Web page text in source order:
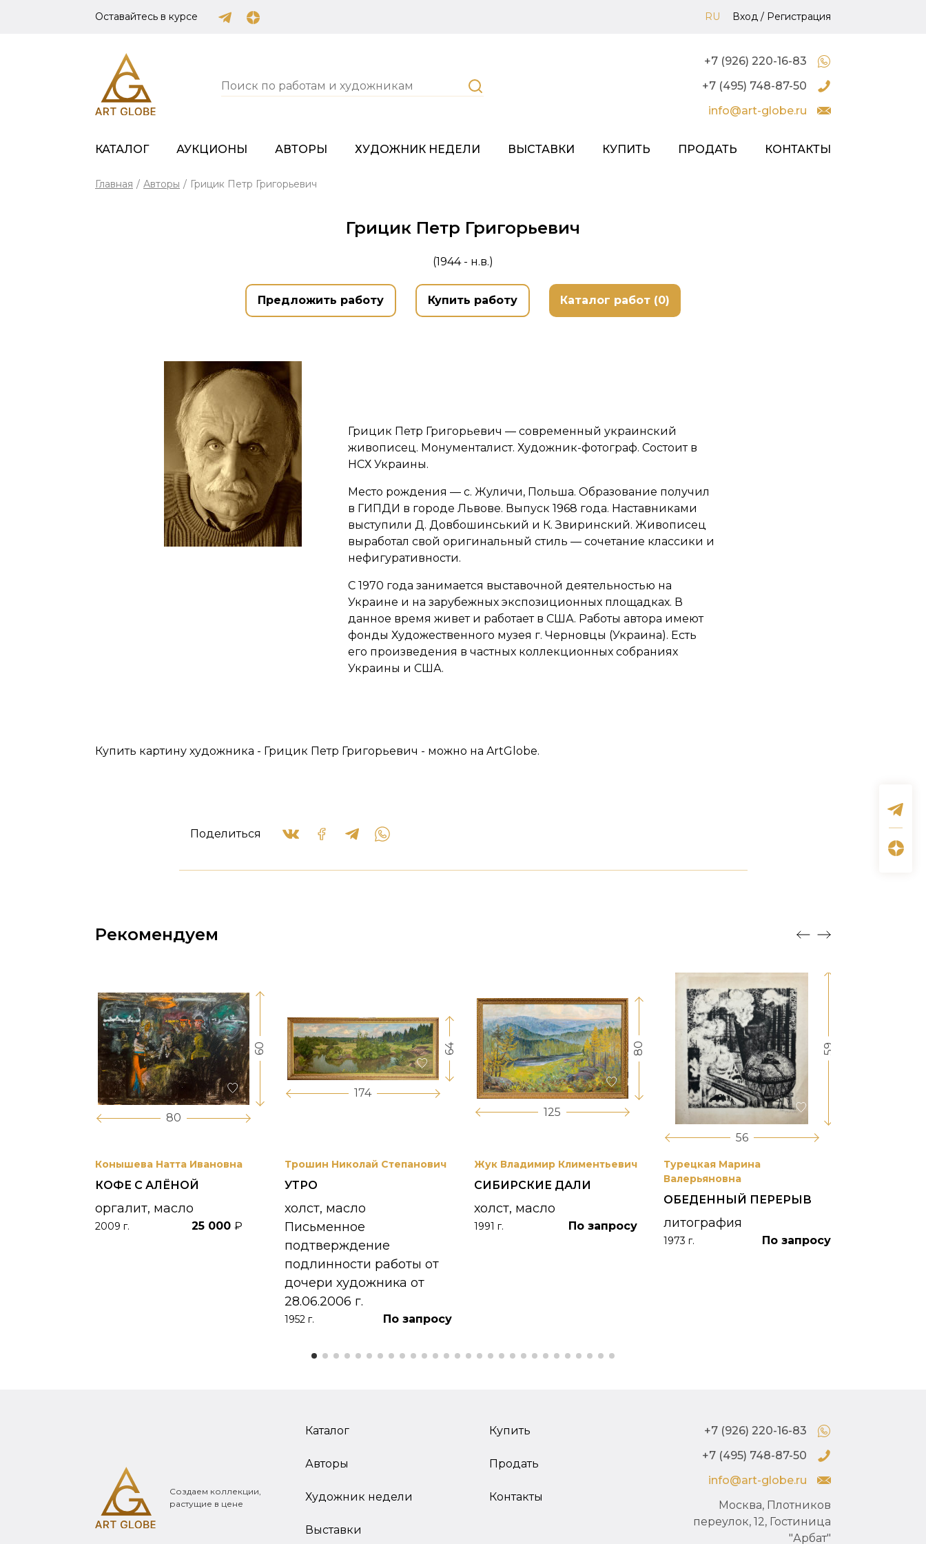
Оставайтесь в курсе RU Вход / Регистрация
+7 (926) 220-16-83
+7 (495) 748-87-50
info@art-globe.ru
КАТАЛОГ АУКЦИОНЫ АВТОРЫ ХУДОЖНИК НЕДЕЛИ ВЫСТАВКИ КУПИТЬ ПРОДАТЬ КОНТАКТЫ
Главная / Авторы / Грицик Петр Григорьевич
Грицик Петр Григорьевич
(1944 - н.в.)
Предложить работу Купить работу Каталог работ (0)
Грицик Петр Григорьевич — современный украинский
живописец. Монументалист. Художник-фотограф. Состоит в
НСХ Украины.
Место рождения — с. Жуличи, Польша. Образование получил
в ГИПДИ в городе Львове. Выпуск 1968 года. Наставниками
выступили Д. Довбошинський и К. Звиринский. Живописец
выработал свой оригинальный стиль — сочетание классики и
нефигуративности.
С 1970 года занимается выставочной деятельностью на
Украине и на зарубежных экспозиционных площадках. В
данное время живет и работает в США. Работы автора имеют
фонды Художественного музея г. Черновцы (Украина). Есть
его произведения в частных коллекционных собраниях
Украины и США.
Купить картину художника - Грицик Петр Григорьевич - можно на ArtGlobe.
Поделиться
Рекомендуем
80
60
Конышева Натта Ивановна
КОФЕ С АЛЁНОЙ
оргалит, масло
2009 г. 25 000 ₽
174
64
Трошин Николай Степанович
УТРО
холст, масло
Письменное
подтверждение
подлинности работы от
дочери художника от
28.06.2006 г.
1952 г. По запросу
125
80
Жук Владимир Климентьевич
СИБИРСКИЕ ДАЛИ
холст, масло
1991 г. По запросу
56
59
Турецкая Марина
Валерьяновна
ОБЕДЕННЫЙ ПЕРЕРЫВ
литография
1973 г. По запросу
Создаем коллекции,
растущие в цене
Каталог
Авторы
Художник недели
Выставки
Купить
Продать
Контакты
+7 (926) 220-16-83
+7 (495) 748-87-50
info@art-globe.ru
Москва, Плотников
переулок, 12, Гостиница
"Арбат"